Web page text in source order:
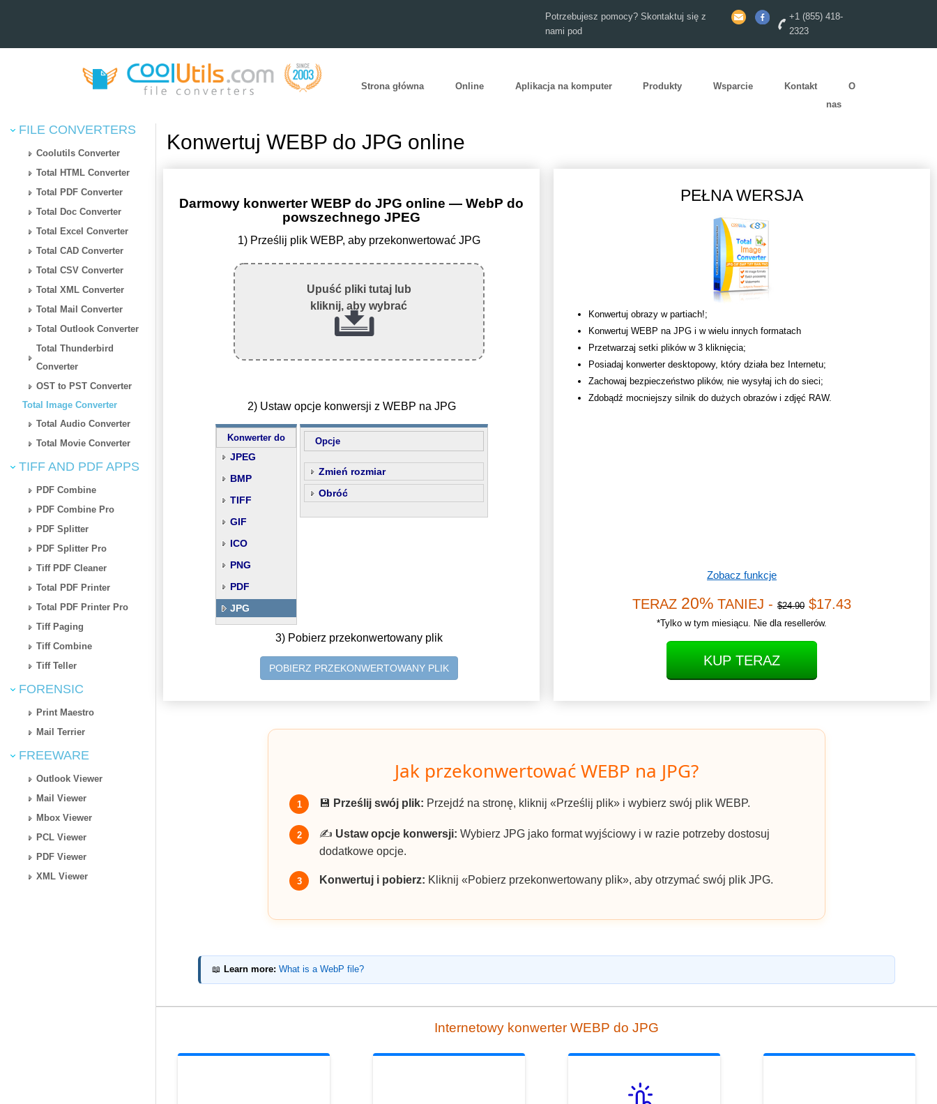
Potrzebujesz pomocy? Skontaktuj się z
nami pod
+1 (855) 418-
2323
Strona główna Online Aplikacja na komputer Produkty Wsparcie Kontakt
O
nas
FILE CONVERTERS
Coolutils Converter
Total HTML Converter
Total PDF Converter
Total Doc Converter
Total Excel Converter
Total CAD Converter
Total CSV Converter
Total XML Converter
Total Mail Converter
Total Outlook Converter
Total Thunderbird
Converter
OST to PST Converter
Total Image Converter
Total Audio Converter
Total Movie Converter
TIFF AND PDF APPS
PDF Combine
PDF Combine Pro
PDF Splitter
PDF Splitter Pro
Tiff PDF Cleaner
Total PDF Printer
Total PDF Printer Pro
Tiff Paging
Tiff Combine
Tiff Teller
FORENSIC
Print Maestro
Mail Terrier
FREEWARE
Outlook Viewer
Mail Viewer
Mbox Viewer
PCL Viewer
PDF Viewer
XML Viewer
Konwertuj WEBP do JPG online
Darmowy konwerter WEBP do JPG online — WebP do
powszechnego JPEG
1) Prześlij plik WEBP, aby przekonwertować JPG
Upuść pliki tutaj lub
kliknij, aby wybrać
2) Ustaw opcje konwersji z WEBP na JPG
Konwerter do
JPEG
BMP
TIFF
GIF
ICO
PNG
PDF
JPG
Opcje
Zmień rozmiar
Obróć
3) Pobierz przekonwertowany plik
POBIERZ PRZEKONWERTOWANY PLIK
PEŁNA WERSJA
Konwertuj obrazy w partiach!;
Konwertuj WEBP na JPG i w wielu innych formatach
Przetwarzaj setki plików w 3 kliknięcia;
Posiadaj konwerter desktopowy, który działa bez Internetu;
Zachowaj bezpieczeństwo plików, nie wysyłaj ich do sieci;
Zdobądź mocniejszy silnik do dużych obrazów i zdjęć RAW.
Zobacz funkcje
TERAZ 20% TANIEJ - $24.90 $17.43
*Tylko w tym miesiącu. Nie dla resellerów.
KUP TERAZ
Jak przekonwertować WEBP na JPG?
1 💾 Prześlij swój plik: Przejdź na stronę, kliknij «Prześlij plik» i wybierz swój plik WEBP.
2 ✍️ Ustaw opcje konwersji: Wybierz JPG jako format wyjściowy i w razie potrzeby dostosuj
dodatkowe opcje.
3 Konwertuj i pobierz: Kliknij «Pobierz przekonwertowany plik», aby otrzymać swój plik JPG.
📖 Learn more: What is a WebP file?
Internetowy konwerter WEBP do JPG